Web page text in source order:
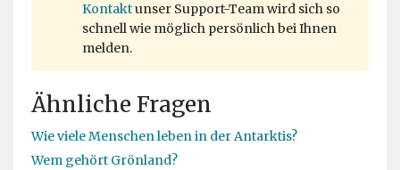
Kontaktunser Support-Team wird sich so
schnell wie möglich persönlich bei Ihnen
melden.
Ähnliche Fragen
Wie viele Menschen leben in der Antarktis?
Wem gehört Grönland?